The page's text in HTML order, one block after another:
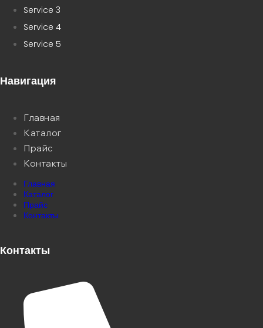
Service 3
Service 4
Service 5
Навигация
Главная
Каталог
Прайс
Контакты
Главная
Каталог
Прайс
Контакты
Контакты